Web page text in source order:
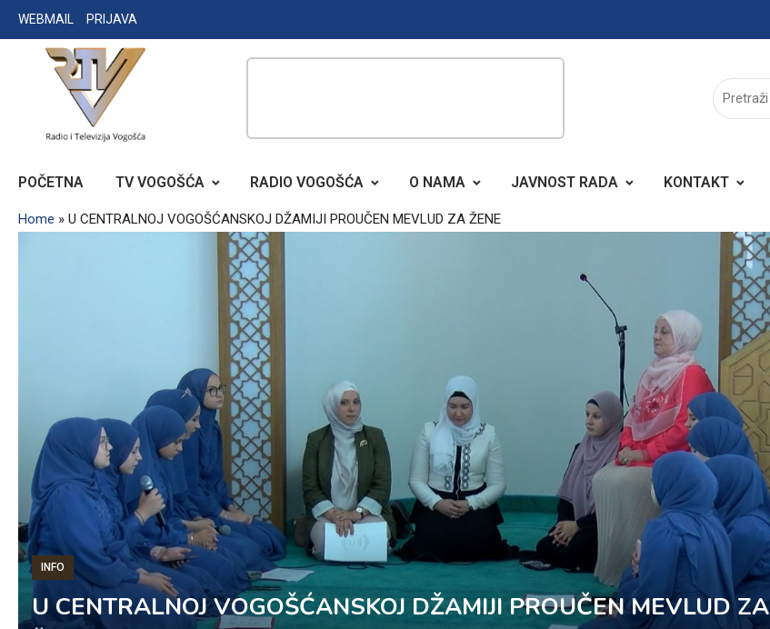
Skip
to
WEBMAIL PRIJAVA
RADIO TELEVIZIJA VOGOŠĆA
POČETNA TV VOGOŠĆA RADIO VOGOŠĆA O NAMA JAVNOST RADA KONTAKT
Home » U CENTRALNOJ VOGOŠĆANSKOJ DŽAMIJI PROUČEN MEVLUD ZA ŽENE
INFO
U CENTRALNOJ VOGOŠĆANSKOJ DŽAMIJI PROUČEN MEVLUD ZA